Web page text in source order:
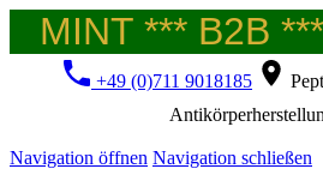
MINT *** B2B
+49 (0)711 9018185
Navigation öffnen Navigation schließen